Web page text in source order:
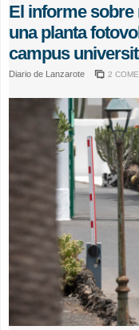
El informe sobre
una planta
campus
Diario de Lanzarote 2